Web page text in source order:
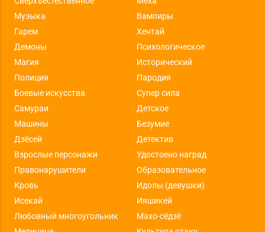
Музыка
Вампиры
Гарем
Хентай
Демоны
Психологическое
Магия
Исторический
Полиция
Пародия
Боевые искусства
Супер сила
Самураи
Детское
Машины
Безумие
Дзёсей
Детектив
Взрослые персонажи
Удостоено наград
Правонарушители
Образовательное
Кровь
Идолы (девушки)
Исекай
Ияшикей
Любовный многоугольник
Махо-сёдзё